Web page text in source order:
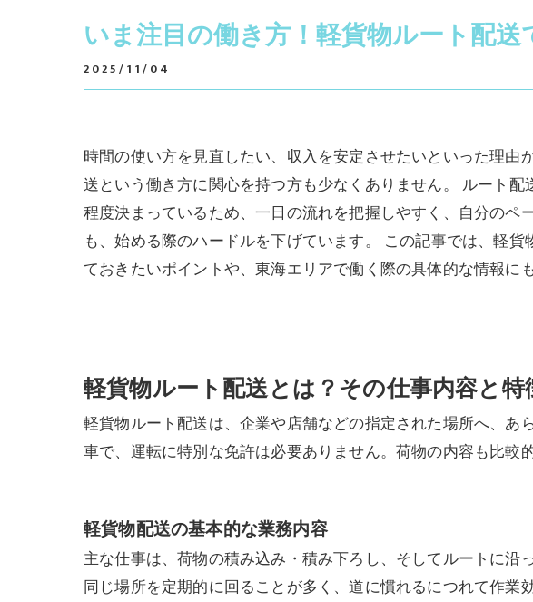
いま注目の働き方！軽貨物ルート配
2025/11/04
時間の使い方を見直したい、収入を安定させたいといった理
送という働き方に関心を持つ方も少なくありません。 ルート
程度決まっているため、一日の流れを把握しやすく、自分の
も、始める際のハードルを下げています。 この記事では、軽
ておきたいポイントや、東海エリアで働く際の具体的な情報に
軽貨物ルート配送とは？その仕事内容と特
軽貨物ルート配送は、企業や店舗などの指定された場所へ、
車で、運転に特別な免許は必要ありません。荷物の内容も比較
軽貨物配送の基本的な業務内容
主な仕事は、荷物の積み込み・積み下ろし、そしてルートに
同じ場所を定期的に回ることが多く、道に慣れるにつれて作